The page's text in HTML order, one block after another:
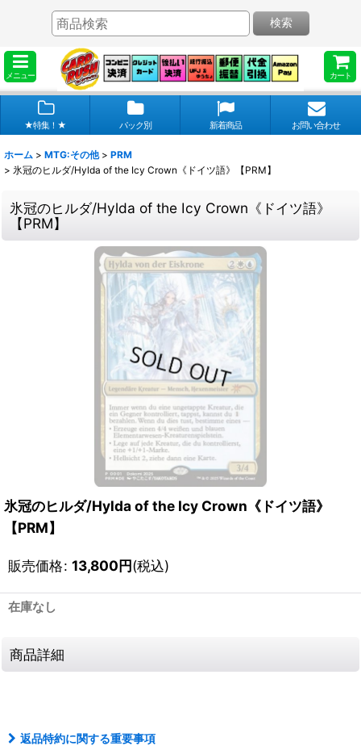
メニュー カート
検索
★特集！★ パック別 新着商品 お問い合わせ
ホーム > MTG:その他 > PRM
> 氷冠のヒルダ/Hylda of the Icy Crown《ドイツ語》【PRM】
氷冠のヒルダ/Hylda of the Icy Crown《ドイツ語》
【PRM】
氷冠のヒルダ/Hylda of the Icy Crown《ドイツ語》
【PRM】
販売価格: 13,800円(税込)
在庫なし
商品詳細
返品特約に関する重要事項